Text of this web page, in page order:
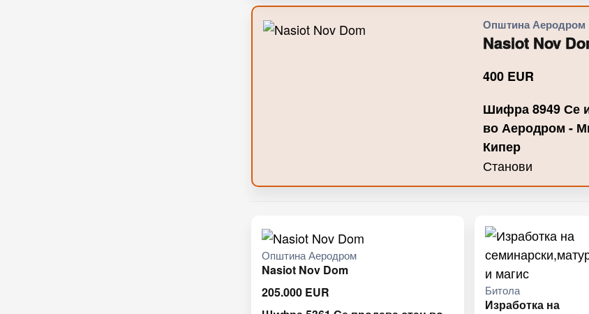
Општина Аеродром
Nasiot Nov
400 EUR
Шифра 8949 Се
во Аеродром -
Кипер
Станови
Општина Аеродром
Nasiot Nov Dom
205.000 EUR
Битола
Изработка на